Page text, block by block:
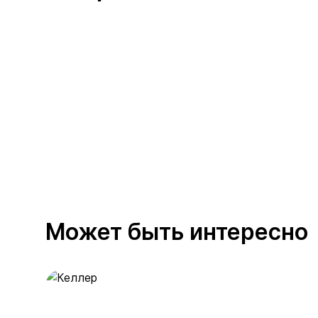
Может быть интересно